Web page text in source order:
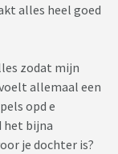
alles heel goed
zodat mijn
allemaal een
opd e
het bijna
je dochter is?